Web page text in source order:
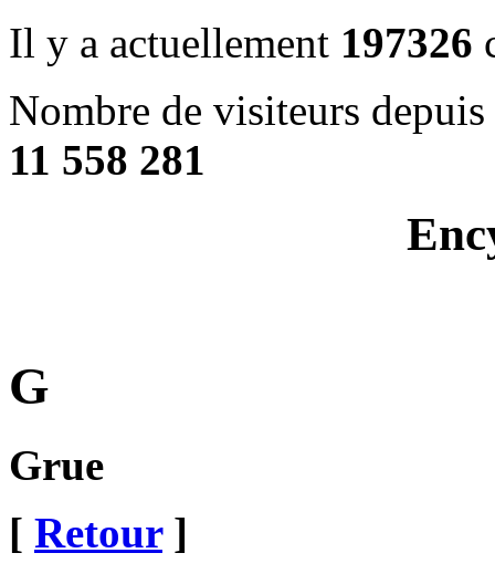
Il y a actuellement 197326
Nombre de visiteurs
11 558 281
G
Grue
[ Retour]